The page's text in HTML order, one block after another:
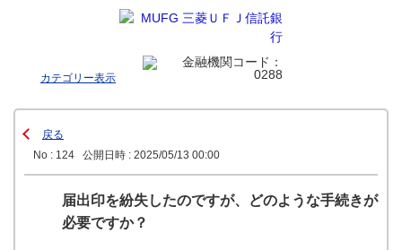
カテゴリー表示
戻る
No : 124
公開日時 : 2025/05/13 00:00
届出印を紛失したのですが、どのような手続きが
必要ですか？